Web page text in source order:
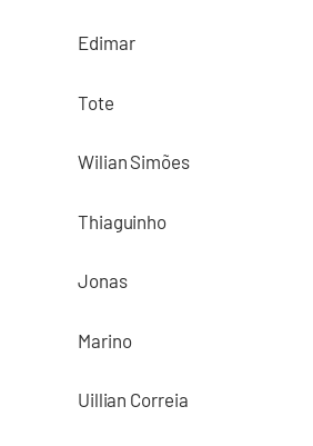
Edimar
Tote
Wilian Simões
Thiaguinho
Jonas
Marino
Uillian Correia